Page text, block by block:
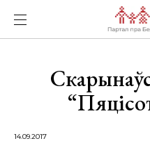
14.09.2017